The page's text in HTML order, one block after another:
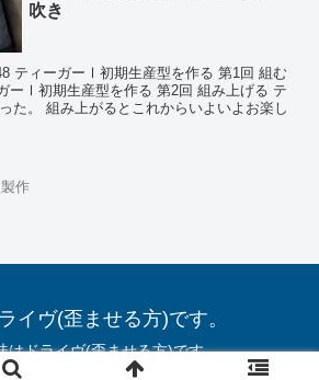
吹き
ティーガーⅠ初期生産型を作る 第1回 組む
ーⅠ初期生産型を作る 第2回 組み上げる テ
た。 組み上がるとこれからいよいよお楽し
作
イヴ(歪ませる方)です。
はドライヴ(歪ませる方)です。.